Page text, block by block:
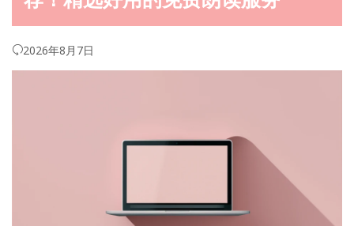
2026年8月7日